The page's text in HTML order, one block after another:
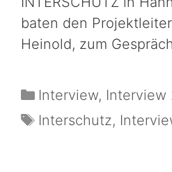
baten den
Heinold, zum
Interview, Interview
Interschutz,